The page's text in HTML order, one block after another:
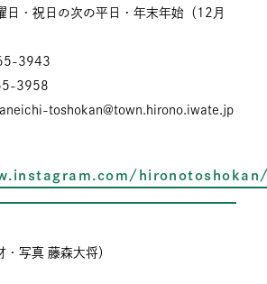
・祝日の次の平日・年末年始（12月
3943
3958
toshokan@town.hirono.iwate.jp
写真 藤森大将）